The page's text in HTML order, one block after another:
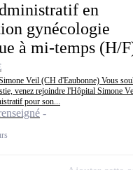
en
gynécologie
à mi-temps (H/
Veil (CH d'Eaubonne) Vous
venez rejoindre l'Hôpital Simone
pour son...